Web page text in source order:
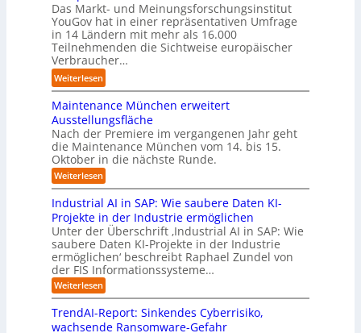
e
r
u
n
g
h
e
A
u
t
o
a
t
i
s
i
e
r
u
n
g
s
l
ö
s
u
n
g
i
t
n
e
h
m
r
n
a
c
h
d
e
r
Z
e
i
t
v
o
r
K
I
T
e
a
m
t
r
i
t
I
n
d
u
s
r
i
l
B
u
s
n
e
r
s
a
l
A
u
t
o
m
a
t
i
o
n
.
O
r
g
w
ä
c
h
s
Das Markt- und Meinungsforschungsinstitut
YouGov hat in einer repräsentativen Umfrage
in 14 Ländern mit mehr als 16.000
Teilnehmenden die Sichtweise europäischer
Verbraucher…
Weiterlesen:
S
t
u
d
i
e
z
e
i
g
t
M
i
s
s
t
r
a
Maintenance München erweitert
Ausstellungsfläche
Nach der Premiere im vergangenen Jahr geht
die Maintenance München vom 14. bis 15.
Oktober in die nächste Runde.
Weiterlesen:
M
a
i
n
t
e
n
a
n
c
e
M
ü
Industrial AI in SAP: Wie saubere Daten KI-
Projekte in der Industrie ermöglichen
Unter der Überschrift ‚Industrial AI in SAP: Wie
saubere Daten KI-Projekte in der Industrie
ermöglichen‘ beschreibt Raphael Zundel von
der FIS Informationssysteme…
Weiterlesen:
I
n
d
u
TrendAI-Report: Sinkendes Cyberrisiko,
wachsende Ransomware-Gefahr